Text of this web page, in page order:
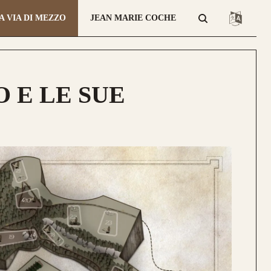
VIA DI MEZZO JEAN MARIE COCHE
E LE SUE